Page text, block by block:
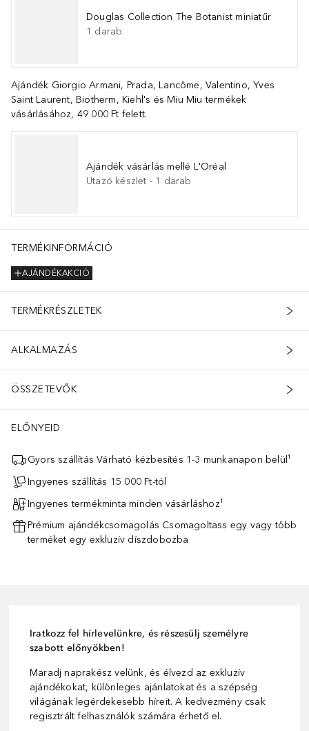
Douglas Collection The Botanist miniatűr
1 darab
Ajándék Giorgio Armani, Prada, Lancôme, Valentino, Yves
Saint Laurent, Biotherm, Kiehl's és Miu Miu termékek
vásárlásához, 49 000 Ft felett.
Ajándék vásárlás mellé L'Oréal
Utazó készlet - 1 darab
TERMÉKINFORMÁCIÓ
AJÁNDÉKAKCIÓ
TERMÉKRÉSZLETEK
ALKALMAZÁS
ÖSSZETEVŐK
ELŐNYEID
Gyors szállítás Várható kézbesítés 1-3 munkanapon belül¹
Ingyenes szállítás 15 000 Ft-tól
Ingyenes termékminta minden vásárláshoz¹
Prémium ajándékcsomagolás Csomagoltass egy vagy több
terméket egy exkluzív díszdobozba
Iratkozz fel hírlevelünkre, és részesülj személyre
szabott előnyökben!
Maradj naprakész velünk, és élvezd az exkluzív
ajándékokat, különleges ajánlatokat és a szépség
világának legérdekesebb híreit. A kedvezmény csak
regisztrált felhasználók számára érhető el.